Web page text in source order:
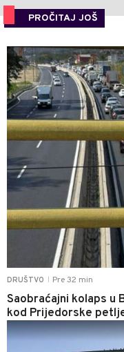
PROČITAJ JOŠ
DRUŠTVO Pre 32 min
Saobraćajni kolaps u
kod Prijedorske